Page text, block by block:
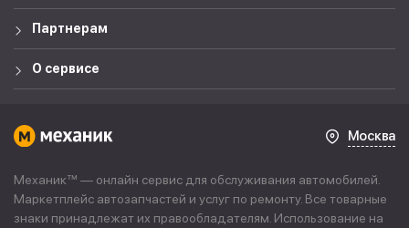
Партнерам
О сервисе
Москва
Механик™ — онлайн сервис для обслуживания автомобилей.
Маркетплейс автозапчастей и услуг по ремонту. Все товарные
знаки принадлежат их правообладателям. Использование на